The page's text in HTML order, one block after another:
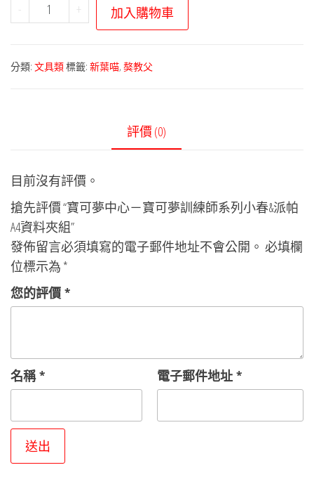
-
可
中
訓
練
師
系
列
春
帕
A4
料
夾
組
+ 加入購物車
分類: 文具類標籤: 新葉喵, 獒教父
評價 (0)
目前沒有評價。
搶先評價 “寶可夢中心－寶可夢訓練師系列小春&派帕
A4資料夾組”
發佈留言必須填寫的電子郵件地址不會公開。 必填欄
位標示為 *
您的評價 *
名稱* 電子郵件地址 *